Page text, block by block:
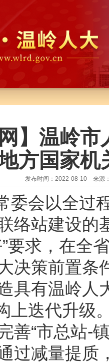
网】温岭
方国家机
发布时间：2022-08-10 来源
委会以全过
络站建设的
要求，在全
决策前置条
具有温岭人
上迭代升级
善“市总站-
过减量提质